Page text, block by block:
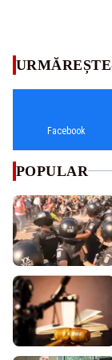
Facebook
POPULAR